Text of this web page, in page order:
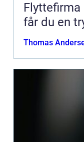
Flyttefirma
får du en
Thomas